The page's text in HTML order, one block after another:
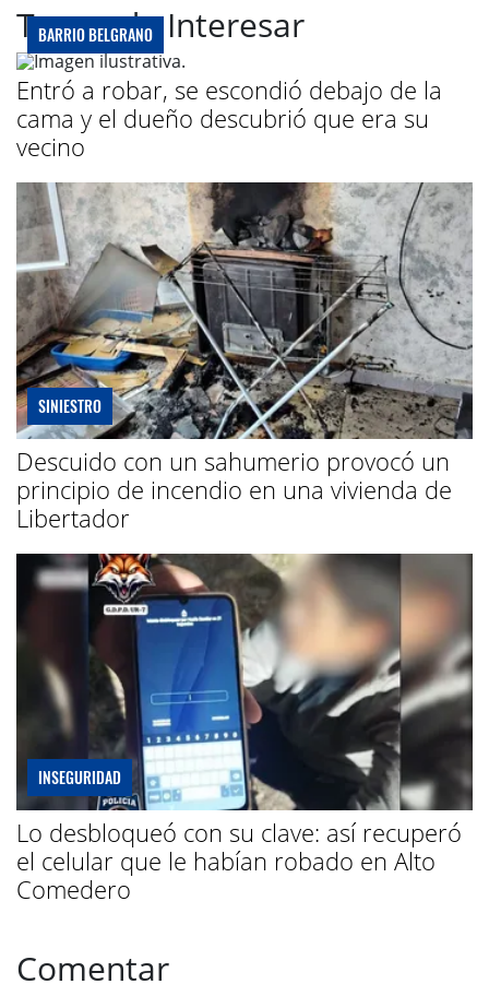
Te puede Interesar
BARRIO BELGRANO
Entró a robar, se escondió debajo de la
cama y el dueño descubrió que era su
vecino
SINIESTRO
Descuido con un sahumerio provocó un
principio de incendio en una vivienda de
Libertador
INSEGURIDAD
Lo desbloqueó con su clave: así recuperó
el celular que le habían robado en Alto
Comedero
Comentar